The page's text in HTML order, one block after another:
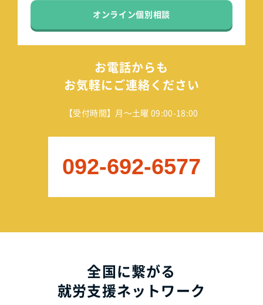
オンライン個別相談
お電話からも
お気軽にご連絡ください
【受付時間】月～土曜 09:00-18:00
092-692-6577
全国に繋がる
就労支援ネットワーク